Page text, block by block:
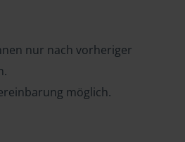
nur nach vorheriger
möglich.